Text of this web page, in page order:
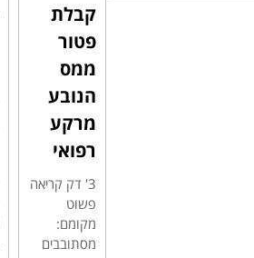
קבלת
פטור
ממס
הנובע
מרקע
רפואי
3' דק קריאה
פשוט
מקומם:
מסתובבים